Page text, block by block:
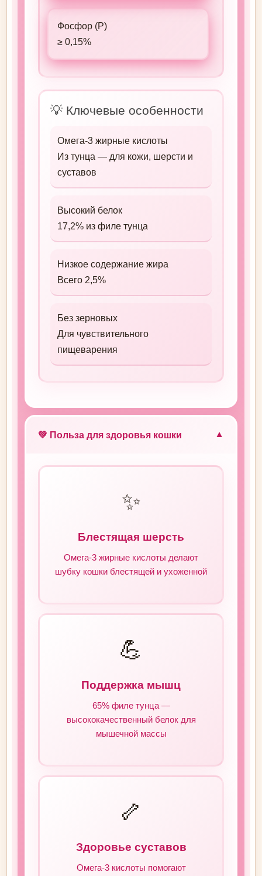
Фосфор (P)
≥ 0,15%
💡 Ключевые особенности
Омега-3 жирные кислоты
Из тунца — для кожи, шерсти и
суставов
Высокий белок
17,2% из филе тунца
Низкое содержание жира
Всего 2,5%
Без зерновых
Для чувствительного
пищеварения
💚 Польза для здоровья кошки ▼
✨
Блестящая шерсть
Омега-3 жирные кислоты делают
шубку кошки блестящей и ухоженной
💪
Поддержка мышц
65% филе тунца —
высококачественный белок для
мышечной массы
🦴
Здоровье суставов
Омега-3 кислоты помогают